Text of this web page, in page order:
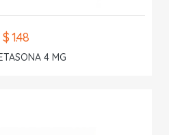
$ 1.48
4 MG